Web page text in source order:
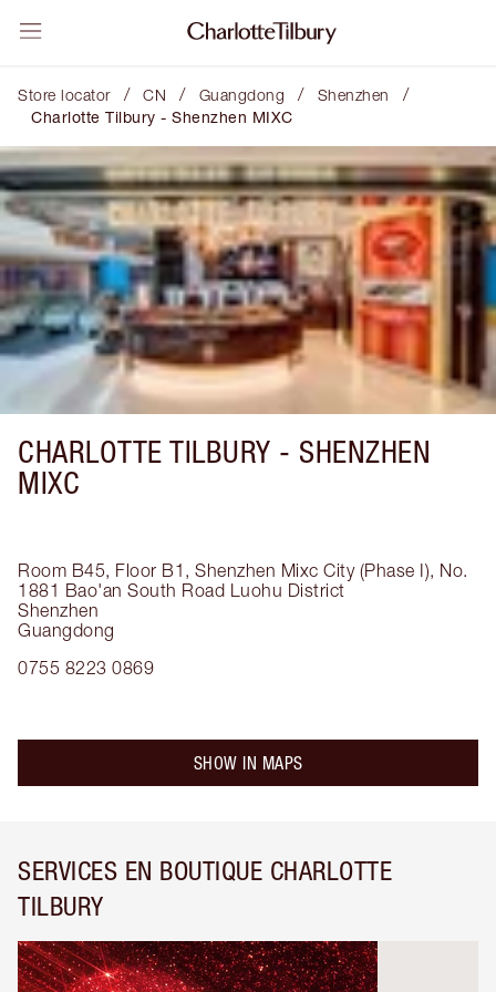
Store locator / CN / Guangdong / Shenzhen /
Charlotte Tilbury - Shenzhen MIXC
CHARLOTTE TILBURY - SHENZHEN
MIXC
Room B45, Floor B1, Shenzhen Mixc City (Phase I), No.
1881 Bao'an South Road Luohu District
Shenzhen
Guangdong
0755 8223 0869
SHOW IN MAPS
SERVICES EN BOUTIQUE CHARLOTTE
TILBURY